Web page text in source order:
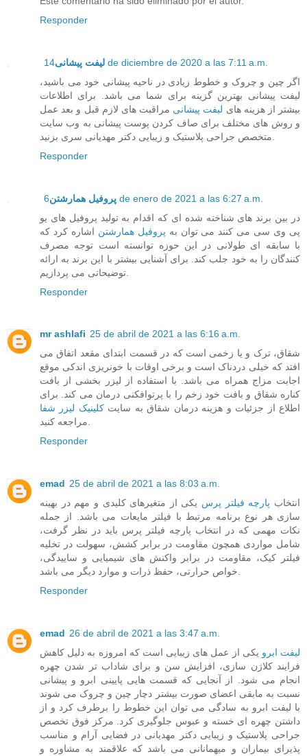
Responder
لیفت پیشانی 14 de diciembre de 2020 a las 7:11 a.m.
اگر چین و چروک و خطوط زیادی در ناحیه پیشانی خود می باشید،
لیفت پیشانی بهترین گزینه برای شما می باشد. برای اطلاعات
بیشتر از هزینه های لیفت پیشانی مراقبت های لازم قبل و بعد عمل
و روش های مختلف برای صاف کردن پوست پیشانی به وب سایت
Responder
پروفیل همارشتن 6 de enero de 2021 a las 6:27 a.m.
در بین برند های شناخته شده ای که اقدام به تولید پروفیل های یو
پی وی سی می کنند می توان به پروفیل همارشتن اشاره کرد که
با سابقه ای طولانی در این حوزه توانسته است توجه مصرف
کنندگان را به خود جلب کند. برای آشنایی بیشتر با این برند به ارائه
Responder
mr ashlafi 25 de abril de 2021 a las 6:16 a.m.
شقاق، ترک و یا زخمی است که در قسمت ابتدای مقعد اتفاق می
افتد که خیلی دردناک است و برخی اوقات با خونریزی اندکی موقع
اجابت مزاج همراه می باشد. با استفاده از لیزر بخشی از بافت
کناره شقاق و بافت خود زخم را با پرتوافکنی درمان می کند. برای
اطلاع از جزئیات و هزینه درمان شقاق به سایتکلینیک لیزر شفا
مراجعه کنید.
Responder
emad 25 de abril de 2021 a las 8:03 a.m.
انتخاب پارچه فیلتر پرس یکی از متغیرهای کلیدی و مهم در بهینه
سازی هر نوع برنامه مرتبط با فیلتر مایعات می باشد. از جمله
نکات مهمی که در انتخاب پارچه فیلتر پرس باید در نظر گرفت،
شامل مواردی همچون مقاومت در برابر کشش، سهولت در تخلیه
فیلتر کیک، مقاومت در برابر واکنش های شیمیایی و ساییدگی،
خواص حرارتی، حفظ ذرات و موارد دیگر می باشد.
Responder
emad 26 de abril de 2021 a las 3:47 a.m.
لیفت ابرو یکی از عمل های زیبایی است که امروزه به دلیل کاهش
فرایند کلاژن سازی، افزایش سن و برای شاداب تر شدن چهره
انجام می شود. از آنجایی که قسمت هایی پایینی ابرو و پیشانی
نسبت به مابقی اعضای صورت بیشتر دچار چین و چروک می شوند
با لیفت ابرو به سادگی می توان این خطوط را برطرف کرد و از
داشتن چهره ای خسته و عبوس جلوگیری کرد. مرکز فوق تخصص
جراحی پلاستیک و زیبایی دکتر مهدیانی در فضایی آرام و مناسب
پذیرای بیماران و میهمانانی می باشد که علاقمند به مشاوره و